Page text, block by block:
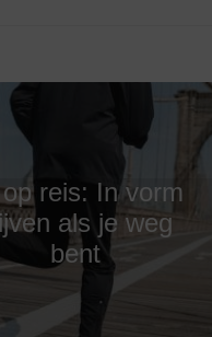
reis: In vorm
als je weg
bent